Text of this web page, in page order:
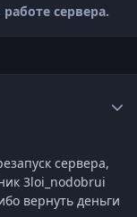
сервера.
сервера,
3loi_nodobrui
вернуть деньги